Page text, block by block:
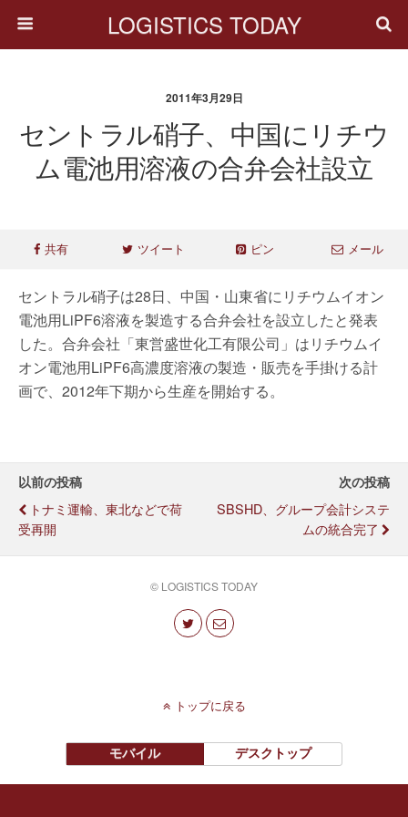
LOGISTICS TODAY
2011年3月29日
セントラル硝子、中国にリチウ
ム電池用溶液の合弁会社設立
共有 ツイート ピン メール
セントラル硝子は28日、中国・山東省にリチウムイオン
電池用LiPF6溶液を製造する合弁会社を設立したと発表
した。合弁会社「東営盛世化工有限公司」はリチウムイ
オン電池用LiPF6高濃度溶液の製造・販売を手掛ける計
画で、2012年下期から生産を開始する。
以前の投稿
トナミ運輸、東北などで荷
受再開
次の投稿
SBSHD、グループ会計システ
ムの統合完了
© LOGISTICS TODAY
トップに戻る
モバイル デスクトップ